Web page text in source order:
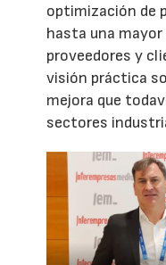
optimización de
hasta una
proveedores y
visión práctica
mejora que
sectores